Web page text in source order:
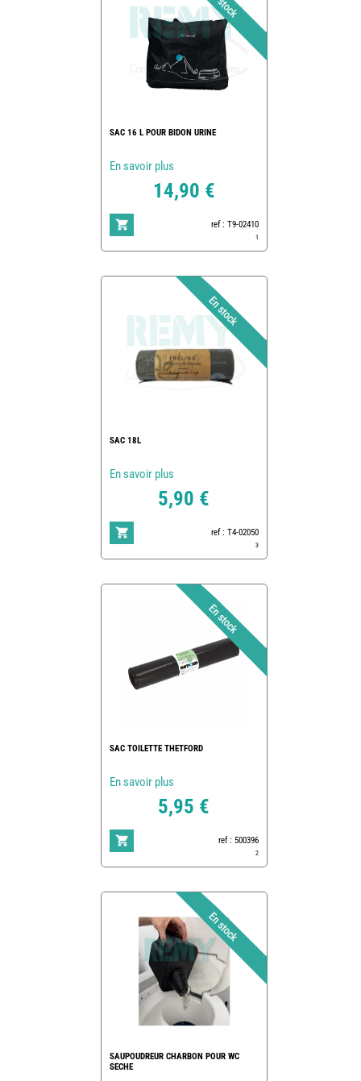
SAC 16 L POUR BIDON URINE
En savoir plus
14,90 €
ref : T9-02410
1
SAC 18L
En savoir plus
5,90 €
ref : T4-02050
3
SAC TOILETTE THETFORD
En savoir plus
5,95 €
ref : 500396
2
SAUPOUDREUR CHARBON POUR WC
SECHE